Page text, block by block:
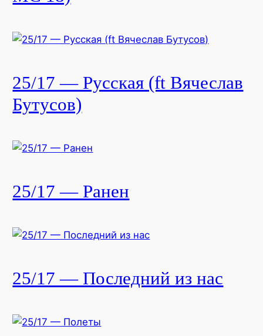
25/17 — Русская (ft Вячеслав
Бутусов)
25/17 — Ранен
25/17 — Последний из нас